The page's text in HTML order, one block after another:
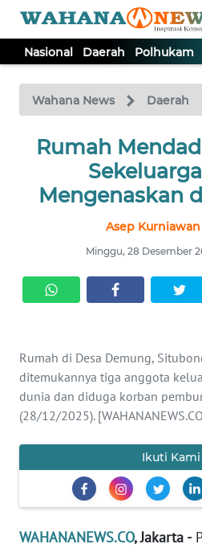
Nasional Daerah Polhukam
Wahana News Daerah
Rumah
Mengenaskan
Asep
Minggu, 28 Desember
Rumah di Desa Demung,
ditemukannya tiga anggota
dunia dan diduga korban
(28/12/2025).
Ikuti
WAHANANEWS.CO, Jakarta -
TV
Tutup
NASIONAL
DAERAH
KRIMINAL
KESEHATAN
SERBA-SERBI